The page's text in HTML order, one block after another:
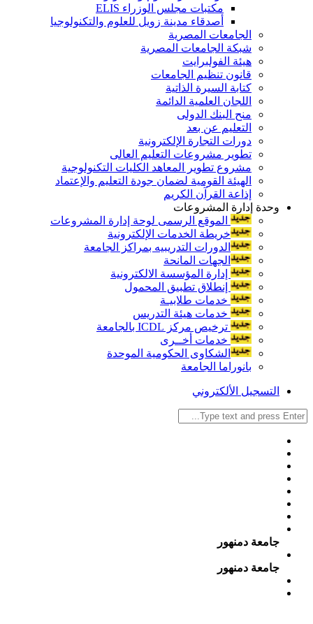
مكتبات مجلس الوزراء ELIS
أصدقاء مدينة زويل للعلوم والتكنولوجيا
الجامعات المصرية
شبكة الجامعات المصرية
هيئة الفولبرايت
قانون تنظيم الجامعات
كتابة السيرة الذاتية
اللجان العلمية الدائمة
منح البنك الدولى
التعليم عن بعد
دورات التجارة الإلكترونية
تطوير مشروعات التعليم العالى
مشروع تطوير المعاهد الكليات التكنولوجية
الهيئة القومية لضمان جودة التعليم والإعتماد
إذاعة القرآن الكريم
وحدة إدارة المشروعات
الموقع الرسمى لوحة إدارة المشروعات
خريطة الخدمات الإلكترونية
الدورات التدريبيه بمراكز الجامعة
الجهات المانحة
إدارة المؤسسة الالكترونية
إنطلاق تطبيق المحمول
خدمات طلابيـة
خدمات هيئة التدريس
ترخيص مركز ICDL بالجامعة
خدمات أخــرى
الشكاوى الحكومية الموحدة
بانوراما الجامعة
التسجيل الألكتروني
جامعة دمنهور
جامعة دمنهور